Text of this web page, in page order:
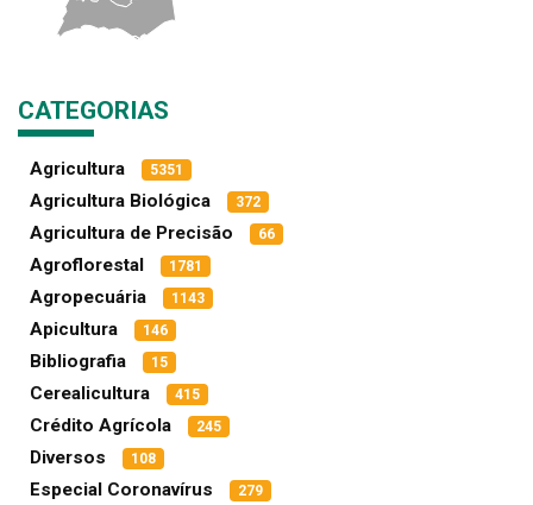
CATEGORIAS
Agricultura 5351
Agricultura Biológica 372
Agricultura de Precisão 66
Agroflorestal 1781
Agropecuária 1143
Apicultura 146
Bibliografia 15
Cerealicultura 415
Crédito Agrícola 245
Diversos 108
Especial Coronavírus 279